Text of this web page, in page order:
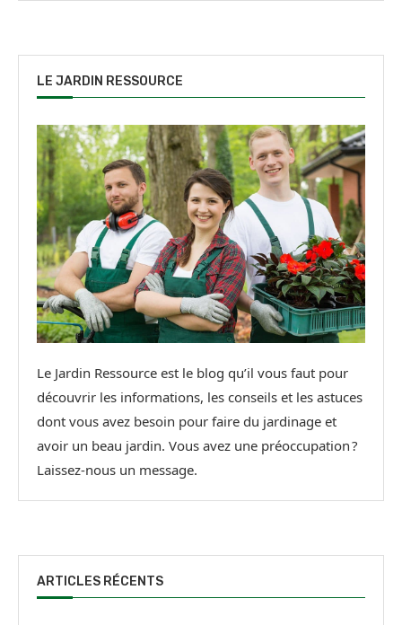
LE JARDIN RESSOURCE
Le Jardin Ressource est le blog qu’il vous faut pour
découvrir les informations, les conseils et les astuces
dont vous avez besoin pour faire du jardinage et
avoir un beau jardin. Vous avez une préoccupation ?
Laissez-nous un message.
ARTICLES RÉCENTS